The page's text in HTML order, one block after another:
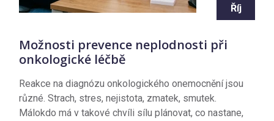
Říj
Možnosti prevence neplodnosti při
onkologické léčbě
Reakce na diagnózu onkologického onemocnění jsou
různé. Strach, stres, nejistota, zmatek, smutek.
Málokdo má v takové chvíli sílu plánovat, co nastane,